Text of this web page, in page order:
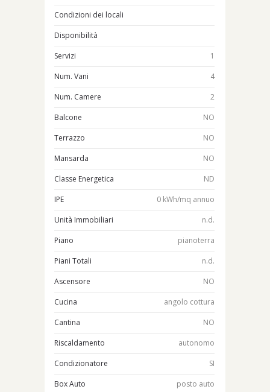
Condizioni dei locali
Disponibilità
Servizi
1
Num. Vani
4
Num. Camere
2
Balcone
NO
Terrazzo
NO
Mansarda
NO
Classe Energetica
ND
IPE
0 kWh/mq annuo
Unità Immobiliari
n.d.
Piano
pianoterra
Piani Totali
n.d.
Ascensore
NO
Cucina
angolo cottura
Cantina
NO
Riscaldamento
autonomo
Condizionatore
SI
Box Auto
posto auto